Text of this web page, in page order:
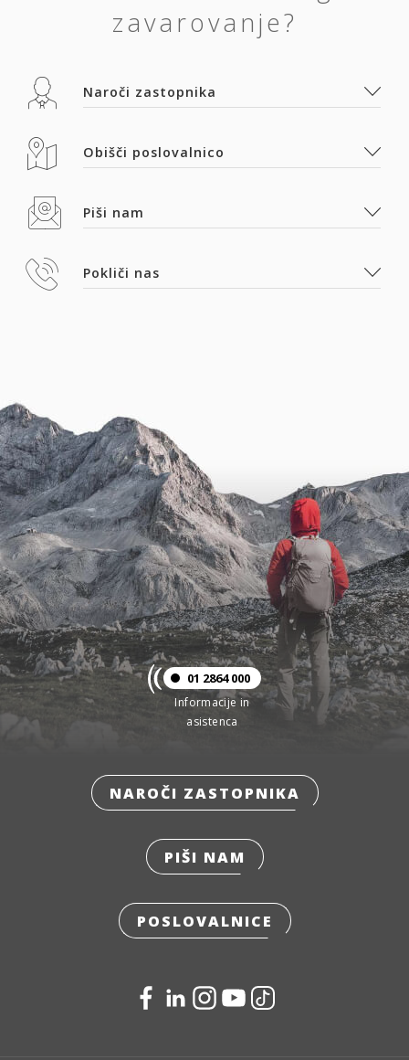
zavarovanje?
Naroči zastopnika
Obišči poslovalnico
Piši nam
Pokliči nas
01 2864 000
Informacije in
asistenca
NAROČI ZASTOPNIKA
PIŠI NAM
POSLOVALNICE